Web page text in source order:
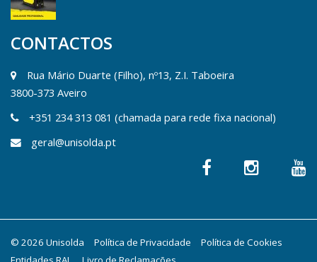
CONTACTOS
Rua Mário Duarte (Filho), nº13, Z.I. Taboeira
3800-373 Aveiro
+351 234 313 081 (chamada para rede fixa nacional)
geral@unisolda.pt
© 2026 Unisolda Política de Privacidade
Política de Cookies